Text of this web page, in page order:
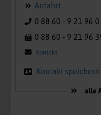
Anfahrt
0 88 60 - 9 21 96 0
0 88 60 - 9 21 96
Kontakt
Kontakt speichern
alle